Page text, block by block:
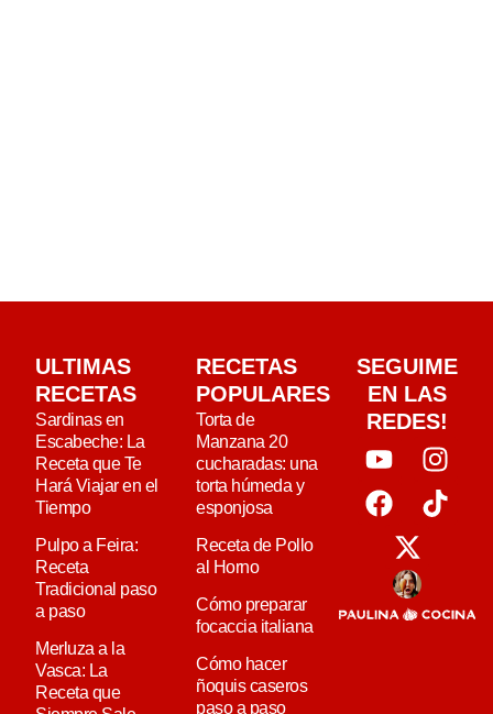
ULTIMAS
RECETAS
Sardinas en
Escabeche: La
Receta que Te
Hará Viajar en el
Tiempo
Pulpo a Feira:
Receta
Tradicional paso
a paso
Merluza a la
Vasca: La
Receta que
RECETAS
POPULARES
Torta de
Manzana 20
cucharadas: una
torta húmeda y
esponjosa
Receta de Pollo
al Horno
Cómo preparar
focaccia italiana
Cómo hacer
ñoquis caseros
paso a paso
SEGUIME
EN LAS
REDES!